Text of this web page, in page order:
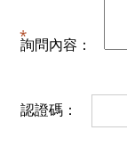
詢問內容：
認證碼：